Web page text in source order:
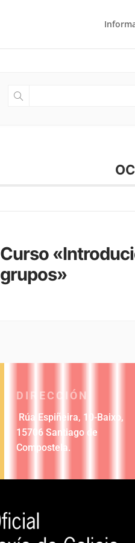
Curso
grupos»
DIRECCIÓN
Rúa Espiñeira, 10-Baixo,
15706 Santiago de
Compostela.